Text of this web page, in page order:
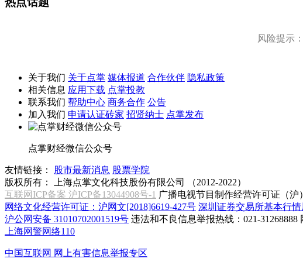
风险提示
关于我们 关于点掌 媒体报道 合作伙伴 隐私政策
相关信息 应用下载 点掌投教
联系我们 帮助中心 商务合作 公告
加入我们 申请认证砖家 招贤纳士 点掌发布
点掌财经微信公众号
友情链接： 股市最新消息 股票学院
版权所有：
上海点掌文化科技股份有限公司 （2012-2022）
互联网ICP备案 沪ICP备13044908号-1 广播电视节目制作经营许可证（沪
网络文化经营许可证：沪网文[2018]6619-427号 深圳证券交易所基本行
沪公网安备 31010702001519号 违法和不良信息举报热线：021-31268888
上海网警网络110
中国互联网 网上有害信息举报专区